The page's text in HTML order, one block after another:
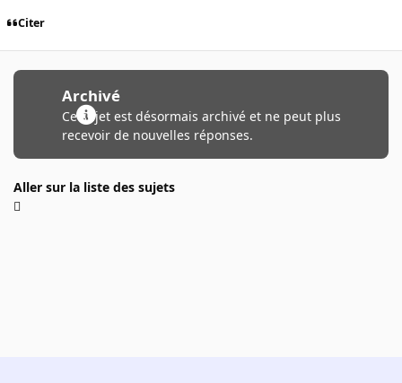
Citer
Archivé
Ce sujet est désormais archivé et ne peut plus
recevoir de nouvelles réponses.
Aller sur la liste des sujets